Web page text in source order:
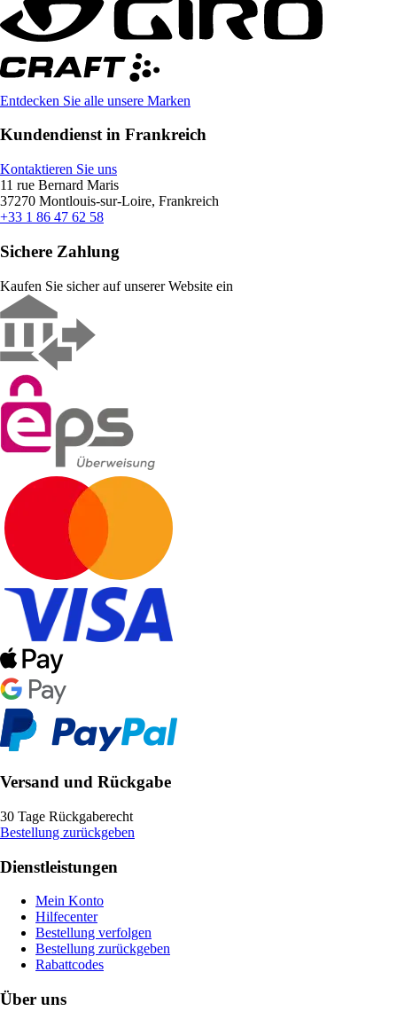
Entdecken Sie alle unsere Marken
Kundendienst in Frankreich
Kontaktieren Sie uns
11 rue Bernard Maris
37270 Montlouis-sur-Loire, Frankreich
+33 1 86 47 62 58
Sichere Zahlung
Kaufen Sie sicher auf unserer Website ein
Versand und Rückgabe
30 Tage Rückgaberecht
Bestellung zurückgeben
Dienstleistungen
Mein Konto
Hilfecenter
Bestellung verfolgen
Bestellung zurückgeben
Rabattcodes
Über uns